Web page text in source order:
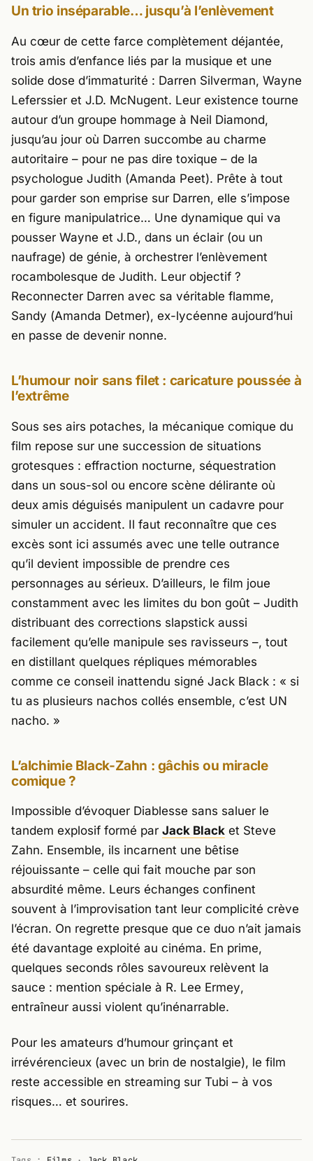
Un trio inséparable… jusqu’à l’enlèvement
Au cœur de cette farce complètement déjantée,
trois amis d’enfance liés par la musique et une
solide dose d’immaturité : Darren Silverman, Wayne
Leferssier et J.D. McNugent. Leur existence tourne
autour d’un groupe hommage à Neil Diamond,
jusqu’au jour où Darren succombe au charme
autoritaire – pour ne pas dire toxique – de la
psychologue Judith (Amanda Peet). Prête à tout
pour garder son emprise sur Darren, elle s’impose
en figure manipulatrice… Une dynamique qui va
pousser Wayne et J.D., dans un éclair (ou un
naufrage) de génie, à orchestrer l’enlèvement
rocambolesque de Judith. Leur objectif ?
Reconnecter Darren avec sa véritable flamme,
Sandy (Amanda Detmer), ex-lycéenne aujourd’hui
en passe de devenir nonne.
L’humour noir sans filet : caricature poussée à
l’extrême
Sous ses airs potaches, la mécanique comique du
film repose sur une succession de situations
grotesques : effraction nocturne, séquestration
dans un sous-sol ou encore scène délirante où
deux amis déguisés manipulent un cadavre pour
simuler un accident. Il faut reconnaître que ces
excès sont ici assumés avec une telle outrance
qu’il devient impossible de prendre ces
personnages au sérieux. D’ailleurs, le film joue
constamment avec les limites du bon goût – Judith
distribuant des corrections slapstick aussi
facilement qu’elle manipule ses ravisseurs –, tout
en distillant quelques répliques mémorables
comme ce conseil inattendu signé Jack Black : « si
tu as plusieurs nachos collés ensemble, c’est UN
nacho. »
L’alchimie Black-Zahn : gâchis ou miracle
comique ?
Impossible d’évoquer Diablesse sans saluer le
tandem explosif formé par Jack Black et Steve
Zahn. Ensemble, ils incarnent une bêtise
réjouissante – celle qui fait mouche par son
absurdité même. Leurs échanges confinent
souvent à l’improvisation tant leur complicité crève
l’écran. On regrette presque que ce duo n’ait jamais
été davantage exploité au cinéma. En prime,
quelques seconds rôles savoureux relèvent la
sauce : mention spéciale à R. Lee Ermey,
entraîneur aussi violent qu’inénarrable.
Pour les amateurs d’humour grinçant et
irrévérencieux (avec un brin de nostalgie), le film
reste accessible en streaming sur Tubi – à vos
risques… et sourires.